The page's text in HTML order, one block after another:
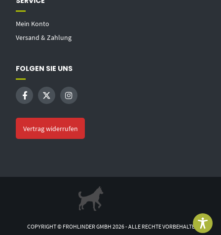
Mein Konto
Versand & Zahlung
FOLGEN SIE UNS
Vertrag widerrufen
COPYRIGHT © FROHLINDER GMBH 2026 - ALLE RECHTE VORBEHALTEN